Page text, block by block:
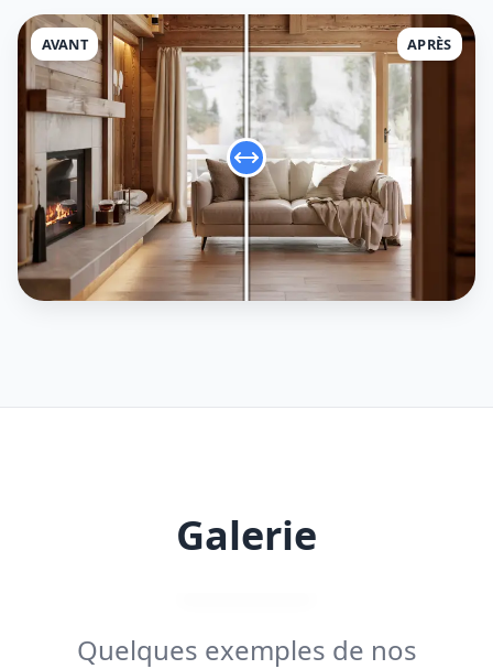
AVANT APRÈS
Galerie
Quelques exemples de nos